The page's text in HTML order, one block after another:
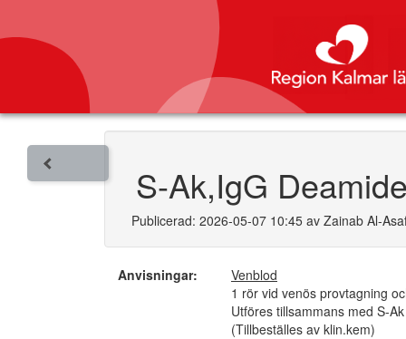
S-Ak,IgG
Publicerad: 2026-05-07 10:45 av Zainab Al-
Anvisningar:
Venblod
1 rör vid venös provtagning
Utföres tillsammans med S-
(Tillbeställes av klin.kem)